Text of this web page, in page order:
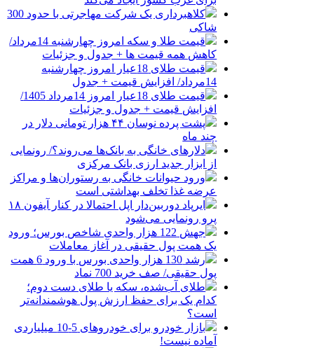
کلاهبرداری یک شرکت مهاجرتی با حدود 300
شاکی
قیمت طلا و سکه امروز چهارشنبه 14مرداد/
کاهش همه قیمت ها + جدول و جزئیات
قیمت طلای 18عیار امروز چهارشنبه
14مرداد/ افزایش قیمت + جدول
قیمت طلای 18عیار امروز 14مرداد 1405/
افزایش قیمت + جدول و جزئیات
پشت پرده نوسان ۴۴ هزار تومانی دلار در
چند ماه
دلارهای خانگی به بانک‌ها می‌روند؟/ رونمایی
از ابزار جدید ارزی بانک مرکزی
ورود حیوانات خانگی به رستوران‌ها و مراکز
عرضه غذا تخلف بهداشتی است
ایرپاد دوربین‌دار اپل احتمالا در کنار آیفون ۱۸
پرو رونمایی می‌شود
جهش 122 هزار واحدی شاخص بورس؛ ورود
یک همت پول حقیقی در آغاز معاملات
رشد 130 هزار واحدی بورس با ورود 6 همت
پول حقیقی/ صف خرید 700 نماد
طلای آب‌شده، سکه یا طلای دست دوم؛
کدام یک برای حفظ ارزش پول هوشمندانه‌تر
است؟
بازار خودرو برای خودروهای 5-10 میلیاردی
آماده نیست!